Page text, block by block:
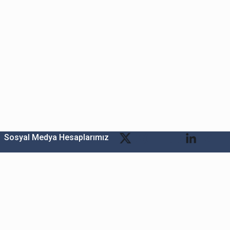
Sosyal Medya Hesaplarımız